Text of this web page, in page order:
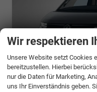
Wir respektieren
Unsere Website setzt Cookies
bereitzustellen. Hierbei
nur die Daten für Marketing,
uns Ihr Einverständnis geben.